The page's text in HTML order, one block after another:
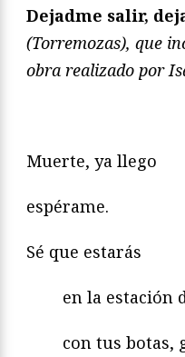
Dejadme salir,
(Torremozas), que
obra realizado por
Muerte, ya llego
espérame.
Sé que estarás
en la estación
con tus botas,